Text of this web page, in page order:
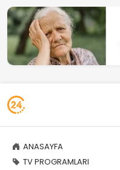
ANASAYFA
TV PROGRAMLARI